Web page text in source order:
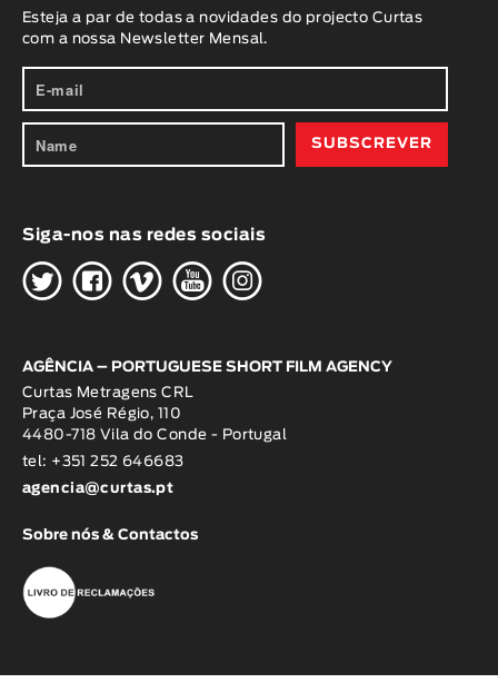
Esteja a par de todas a novidades do projecto Curtas
com a nossa Newsletter Mensal.
Siga-nos nas redes sociais
HGWOK
AGÊNCIA – PORTUGUESE SHORT FILM AGENCY
Curtas Metragens CRL
Praça José Régio, 110
4480-718 Vila do Conde - Portugal
tel: +351 252 646683
agencia@curtas.pt
Sobre nós & Contactos